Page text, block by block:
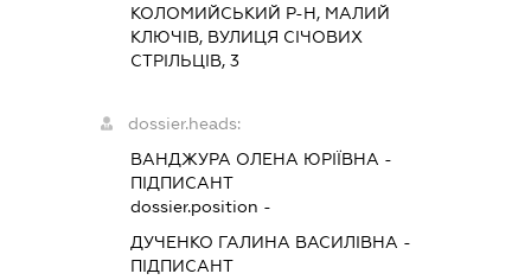
КОЛОМИЙСЬКИЙ Р-Н, МАЛИЙ
КЛЮЧІВ, ВУЛИЦЯ СІЧОВИХ
СТРІЛЬЦІВ, 3
dossier.heads:
ВАНДЖУРА ОЛЕНА ЮРІЇВНА -
ПІДПИСАНТ
dossier.position -
ДУЧЕНКО ГАЛИНА ВАСИЛІВНА -
ПІДПИСАНТ